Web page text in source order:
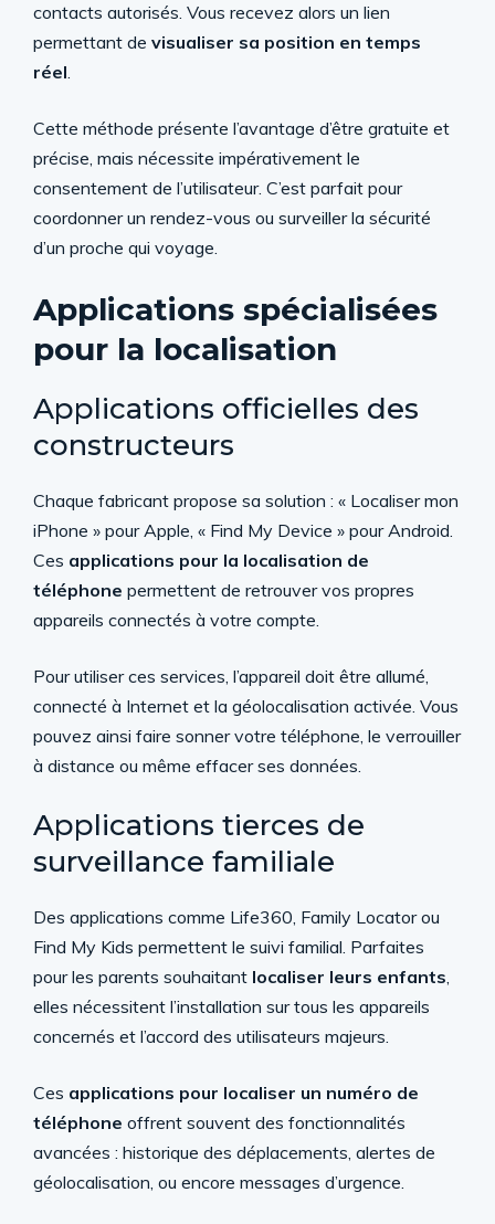
contacts autorisés. Vous recevez alors un lien
permettant de visualiser sa position en temps
réel.
Cette méthode présente l’avantage d’être gratuite et
précise, mais nécessite impérativement le
consentement de l’utilisateur. C’est parfait pour
coordonner un rendez-vous ou surveiller la sécurité
d’un proche qui voyage.
Applications spécialisées
pour la localisation
Applications officielles des
constructeurs
Chaque fabricant propose sa solution : « Localiser mon
iPhone » pour Apple, « Find My Device » pour Android.
Ces applications pour la localisation de
téléphone permettent de retrouver vos propres
appareils connectés à votre compte.
Pour utiliser ces services, l’appareil doit être allumé,
connecté à Internet et la géolocalisation activée. Vous
pouvez ainsi faire sonner votre téléphone, le verrouiller
à distance ou même effacer ses données.
Applications tierces de
surveillance familiale
Des applications comme Life360, Family Locator ou
Find My Kids permettent le suivi familial. Parfaites
pour les parents souhaitant localiser leurs enfants,
elles nécessitent l’installation sur tous les appareils
concernés et l’accord des utilisateurs majeurs.
Ces applications pour localiser un numéro de
téléphone offrent souvent des fonctionnalités
avancées : historique des déplacements, alertes de
géolocalisation, ou encore messages d’urgence.